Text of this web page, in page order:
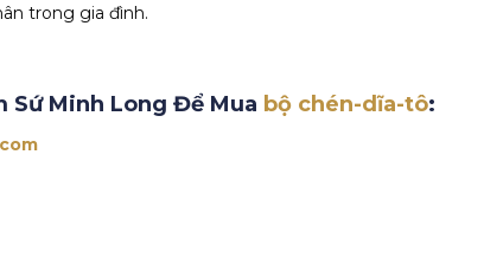
trong gia đình.
Sứ Minh Long Để Mua bộ chén-dĩa-tô: